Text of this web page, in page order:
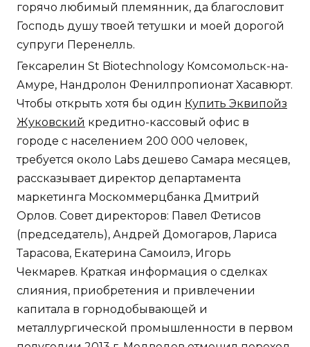
горячо любимый племянник, да благословит
Господь душу твоей тетушки и моей дорогой
супруги Перенелль.
Гексарелин St Biotechnology Комсомольск-на-
Амуре, Нандролон Фенилпропионат Хасавюрт.
Чтобы открыть хотя бы один Купить Эквипойз
Жуковский кредитно-кассовый офис в
городе с населением 200 000 человек,
требуется около Labs дешево Самара месяцев,
рассказывает директор департамента
маркетинга Москоммерцбанка Дмитрий
Орлов. Совет директоров: Павел Фетисов
(председатель), Андрей Домогаров, Лариса
Тарасова, Екатерина Самоилэ, Игорь
Чекмарев. Краткая информация о сделках
слияния, приобретения и привлечении
капитала в горнодобывающей и
металлургической промышленности в первом